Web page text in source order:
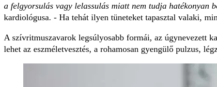
a felgyorsulás vagy lelassulás miatt nem tudja hatékonyan
kardiológusa. - Ha tehát ilyen tüneteket tapasztal valaki,
A szívritmuszavarok legsúlyosabb formái, az úgynevezett
lehet az eszméletvesztés, a rohamosan gyengülő pulzus,